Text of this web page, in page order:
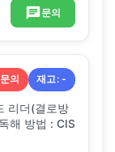
문의
의 재고:-
리더(결로방
해 방법 : CIS